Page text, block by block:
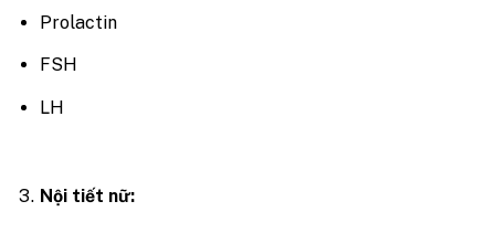
Prolactin
FSH
LH
Nội tiết nữ: